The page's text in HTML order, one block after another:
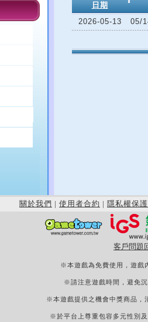
日期
2026-05-13
05/
關於我們 | 使用者合約 | 隱私權保護
客戶問題
※本遊戲為免費使用，遊戲
※請注意遊戲時間，避免
※本遊戲提供之機會中獎商品，
※於平台上尊重包容多元性別